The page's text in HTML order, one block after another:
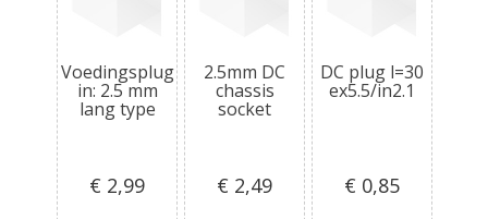
Voedingsplug
in: 2.5 mm
lang type
€ 2,99
2.5mm DC
chassis
socket
€ 2,49
DC plug l=30
ex5.5/in2.1
€ 0,85